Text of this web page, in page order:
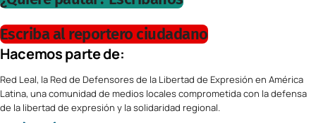
Escriba al reportero ciudadano
Hacemos parte de:
Red Leal, la Red de Defensores de la Libertad de Expresión en América
Latina, una comunidad de medios locales comprometida con la defensa
de la libertad de expresión y la solidaridad regional.